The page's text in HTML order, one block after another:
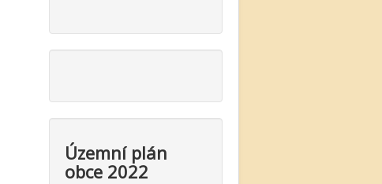
Územní plán
obce 2022